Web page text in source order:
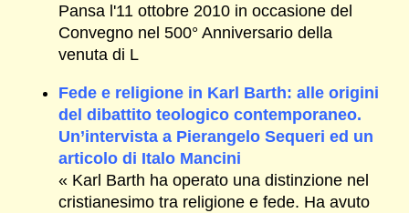
Pansa l'11 ottobre 2010 in occasione del
Convegno nel 500° Anniversario della
venuta di L
Fede e religione in Karl Barth: alle origini
del dibattito teologico contemporaneo.
Un’intervista a Pierangelo Sequeri ed un
articolo di Italo Mancini
« Karl Barth ha operato una distinzione nel
cristianesimo tra religione e fede. Ha avuto